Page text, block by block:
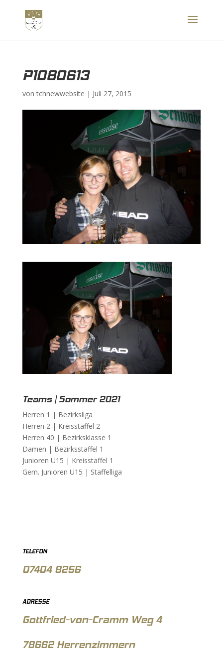
P1080613
vontchnewwebsite | Juli 27, 2015
Teams | Sommer 2021
Herren 1 | Bezirksliga
Herren 2 | Kreisstaffel 2
Herren 40 | Bezirksklasse 1
Damen | Bezirksstaffel 1
Junioren U15 | Kreisstaffel 1
Gem. Junioren U15 | Staffelliga
TELEFON
07404 8256
ADRESSE
Gottfried-von-Cramm Weg 4
78662 Herrenzimmern